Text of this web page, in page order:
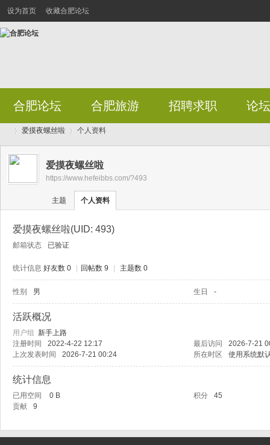
设为首页 收藏合肥论坛
合肥论坛 合肥旅游 招聘求职 论
›
爱摸夜螺丝啦
›
个人资料
爱摸夜螺丝啦
https://www.hefeibbs.com/?493
主题 个人资料
爱摸夜螺丝啦(UID: 493)
邮箱状态 已验证
统计信息 好友数 0 回帖数 9 主题数 0
性别 男 生日 -
活跃概况
用户组 新手上路
注册时间
2022-4-22 12:17 最后访问
2026-7-21
上次发表时间
2026-7-21 00:24 所在时区 使用系统默
统计信息
已用空间 0 B 积分
45
贡献
9